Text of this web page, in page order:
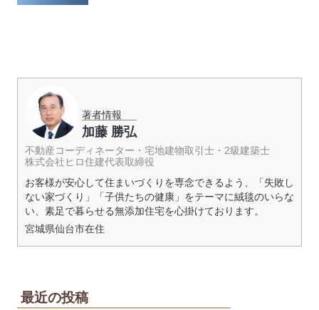
著者情報
加藤 勝弘
不動産コーディネーター・宅地建物取引士・2級建築士
株式会社ヒロ住建代表取締役
お客様が安心して住まいづくりを専念できるよう、「失敗し
ない家づくり」「子供たちの健康」をテーマに絨毯のいらな
い、素足で暮らせる無添加住宅を心掛けております。
宮城県仙台市在住
最近の投稿